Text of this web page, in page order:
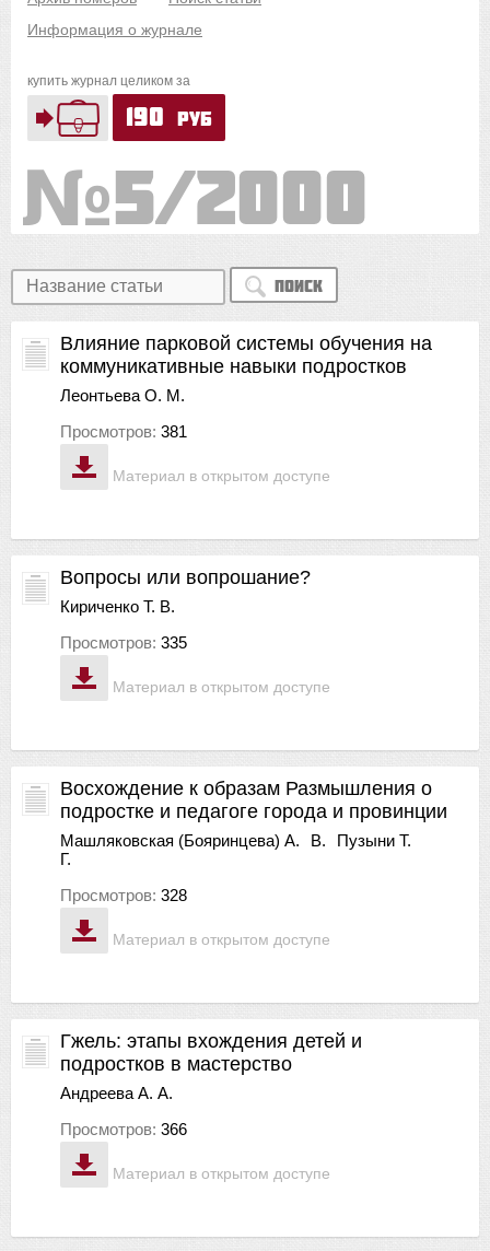
Информация о журнале
купить журнал целиком за
190 руб
5/2000
Поиск
Материал в открытом доступе
Влияние парковой системы обучения на
коммуникативные навыки подростков
Леонтьева О. М.
Просмотров: 381
Материал в открытом доступе
Вопросы или вопрошание?
Кириченко Т. В.
Просмотров: 335
Материал в открытом доступе
Восхождение к образам Размышления о
подростке и педагоге города и провинции
Машляковская (Бояринцева) А. В.
Пузыни Т.
Г.
Просмотров: 328
Материал в открытом доступе
Гжель: этапы вхождения детей и
подростков в мастерство
Андреева А. А.
Просмотров: 366